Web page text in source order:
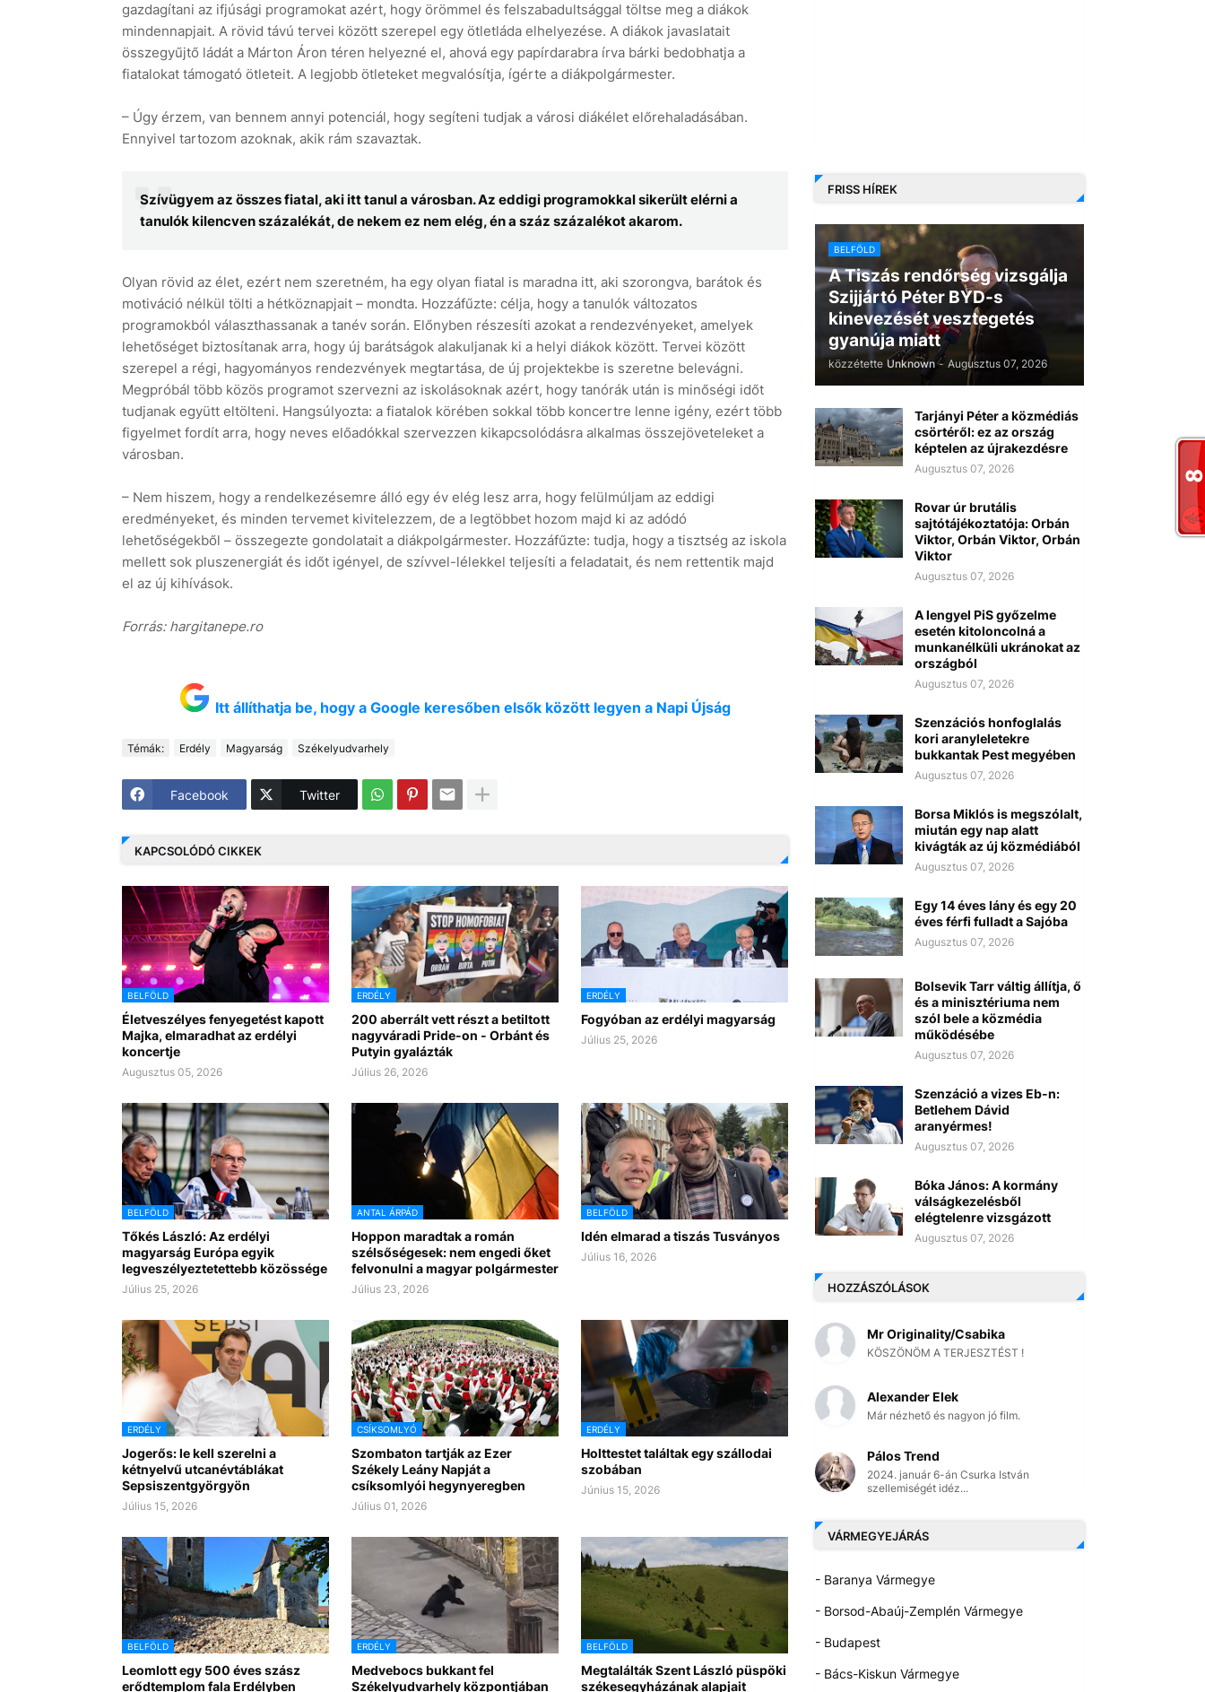
gazdagítani az ifjúsági programokat azért, hogy örömmel és felszabadultsággal töltse meg a diákok
mindennapjait. A rövid távú tervei között szerepel egy ötletláda elhelyezése. A diákok javaslatait
összegyűjtő ládát a Márton Áron téren helyezné el, ahová egy papírdarabra írva bárki bedobhatja a
fiatalokat támogató ötleteit. A legjobb ötleteket megvalósítja, ígérte a diákpolgármester.
– Úgy érzem, van bennem annyi potenciál, hogy segíteni tudjak a városi diákélet előrehaladásában.
Ennyivel tartozom azoknak, akik rám szavaztak.
Szívügyem az összes fiatal, aki itt tanul a városban. Az eddigi programokkal sikerült elérni a
tanulók kilencven százalékát, de nekem ez nem elég, én a száz százalékot akarom.
Olyan rövid az élet, ezért nem szeretném, ha egy olyan fiatal is maradna itt, aki szorongva, barátok és
motiváció nélkül tölti a hétköznapjait – mondta. Hozzáfűzte: célja, hogy a tanulók változatos
programokból választhassanak a tanév során. Előnyben részesíti azokat a rendezvényeket, amelyek
lehetőséget biztosítanak arra, hogy új barátságok alakuljanak ki a helyi diákok között. Tervei között
szerepel a régi, hagyományos rendezvények megtartása, de új projektekbe is szeretne belevágni.
Megpróbál több közös programot szervezni az iskolásoknak azért, hogy tanórák után is minőségi időt
tudjanak együtt eltölteni. Hangsúlyozta: a fiatalok körében sokkal több koncertre lenne igény, ezért több
figyelmet fordít arra, hogy neves előadókkal szervezzen kikapcsolódásra alkalmas összejöveteleket a
városban.
– Nem hiszem, hogy a rendelkezésemre álló egy év elég lesz arra, hogy felülmúljam az eddigi
eredményeket, és minden tervemet kivitelezzem, de a legtöbbet hozom majd ki az adódó
lehetőségekből – összegezte gondolatait a diákpolgármester. Hozzáfűzte: tudja, hogy a tisztség az iskola
mellett sok pluszenergiát és időt igényel, de szívvel-lélekkel teljesíti a feladatait, és nem rettentik majd
el az új kihívások.
Forrás: hargitanepe.ro
Itt állíthatja be, hogy a Google keresőben elsők között legyen a Napi Újság
Témák: Erdély Magyarság Székelyudvarhely
Facebook Twitter
KAPCSOLÓDÓ CIKKEK
BELFÖLD
Életveszélyes fenyegetést kapott
Majka, elmaradhat az erdélyi
koncertje
Augusztus 05, 2026
ERDÉLY
200 aberrált vett részt a betiltott
nagyváradi Pride-on - Orbánt és
Putyin gyalázták
Július 26, 2026
ERDÉLY
Fogyóban az erdélyi magyarság
Július 25, 2026
BELFÖLD
Tőkés László: Az erdélyi
magyarság Európa egyik
legveszélyeztetettebb közössége
Július 25, 2026
ANTAL ÁRPÁD
Hoppon maradtak a román
szélsőségesek: nem engedi őket
felvonulni a magyar polgármester
Július 23, 2026
BELFÖLD
Idén elmarad a tiszás Tusványos
Július 16, 2026
ERDÉLY
Jogerős: le kell szerelni a
kétnyelvű utcanévtáblákat
Sepsiszentgyörgyön
Július 15, 2026
CSÍKSOMLYÓ
Szombaton tartják az Ezer
Székely Leány Napját a
csíksomlyói hegynyeregben
Július 01, 2026
ERDÉLY
Holttestet találtak egy szállodai
szobában
Június 15, 2026
BELFÖLD
Leomlott egy 500 éves szász
erődtemplom fala Erdélyben
ERDÉLY
Medvebocs bukkant fel
Székelyudvarhely központjában
BELFÖLD
Megtalálták Szent László püspöki
székesegyházának alapjait
FRISS HÍREK
BELFÖLD
A Tiszás rendőrség vizsgálja
Szijjártó Péter BYD-s
kinevezését vesztegetés
gyanúja miatt
közzétette Unknown - Augusztus 07, 2026
Tarjányi Péter a közmédiás
csörtéről: ez az ország
képtelen az újrakezdésre
Augusztus 07, 2026
Rovar úr brutális
sajtótájékoztatója: Orbán
Viktor, Orbán Viktor, Orbán
Viktor
Augusztus 07, 2026
A lengyel PiS győzelme
esetén kitoloncolná a
munkanélküli ukránokat az
országból
Augusztus 07, 2026
Szenzációs honfoglalás
kori aranyleletekre
bukkantak Pest megyében
Augusztus 07, 2026
Borsa Miklós is megszólalt,
miután egy nap alatt
kivágták az új közmédiából
Augusztus 07, 2026
Egy 14 éves lány és egy 20
éves férfi fulladt a Sajóba
Augusztus 07, 2026
Bolsevik Tarr váltig állítja, ő
és a minisztériuma nem
szól bele a közmédia
működésébe
Augusztus 07, 2026
Szenzáció a vizes Eb-n:
Betlehem Dávid
aranyérmes!
Augusztus 07, 2026
Bóka János: A kormány
válságkezelésből
elégtelenre vizsgázott
Augusztus 07, 2026
HOZZÁSZÓLÁSOK
Mr Originality/Csabika
KÖSZÖNÖM A TERJESZTÉST !
Alexander Elek
Már nézhető és nagyon jó film.
Pálos Trend
2024. január 6-án Csurka István
szellemiségét idéz...
VÁRMEGYEJÁRÁS
- Baranya Vármegye
- Borsod-Abaúj-Zemplén Vármegye
- Budapest
- Bács-Kiskun Vármegye